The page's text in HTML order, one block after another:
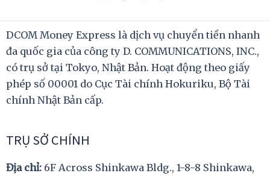
DCOM Money Express là dịch vụ chuyển tiền nhanh
đa quốc gia của công ty D. COMMUNICATIONS, INC.,
có trụ sở tại Tokyo, Nhật Bản. Hoạt động theo giấy
phép số 00001 do Cục Tài chính Hokuriku, Bộ Tài
chính Nhật Bản cấp.
TRỤ SỞ CHÍNH
Địa chỉ: 6F Across Shinkawa Bldg., 1-8-8 Shinkawa,